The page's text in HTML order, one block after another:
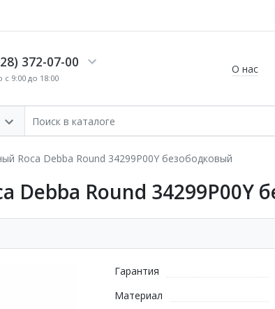
372-07-00
9:00 до 18:00
О нас
Roca Debba Round 34299P00Y безободковый
Debba Round 34299P00Y
Гарантия
Материал